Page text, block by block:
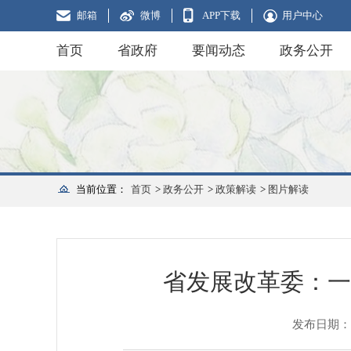
邮箱 微博 APP下载 用户中心
首页 省政府 要闻动态 政务公开
当前位置： 首页 > 政务公开 > 政策解读 > 图片解读
省发展改革委：
发布日期